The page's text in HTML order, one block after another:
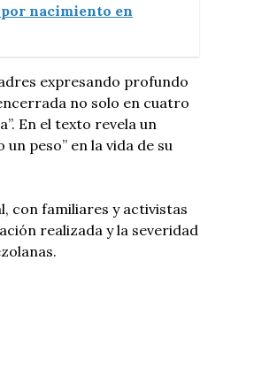
nacimiento en
expresando profundo
no solo en cuatro
En el texto revela un
peso” en la vida de su
con familiares y activistas
realizada y la severidad